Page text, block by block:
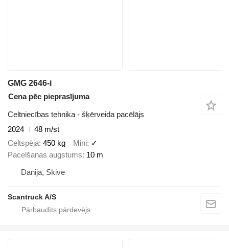
GMG 2646-i
Cena pēc pieprasījuma
Celtniecības tehnika - šķērveida pacēlājs
2024
48 m/st
Celtspēja 450 kg Mini ✓
Pacelšanas augstums 10 m
Dānija, Skive
Scantruck A/S